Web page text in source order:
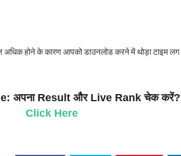
होने के कारण आपको डाउनलोड करने में थोड़ा टाइम लग
अपना Result और Live Rank चेक करें?
Click Here